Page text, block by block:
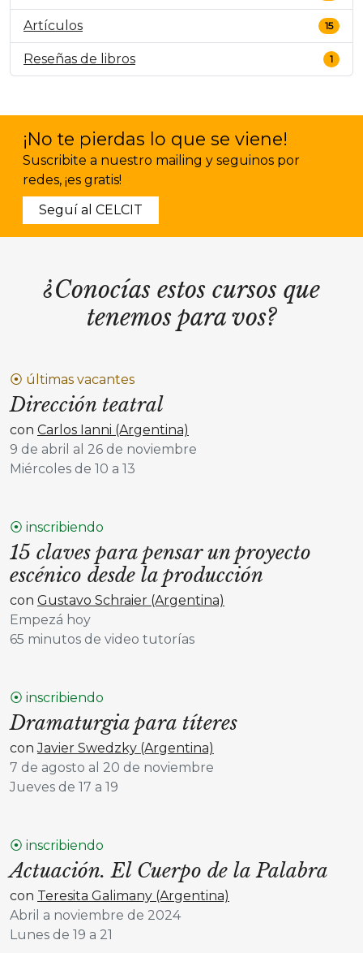
Artículos 15
Reseñas de libros 1
¡No te pierdas lo que se viene!
Suscribite a nuestro mailing y seguinos por
redes, ¡es gratis!
Seguí al CELCIT
¿Conocías estos cursos que
tenemos para vos?
⦿ últimas vacantes
Dirección teatral
con Carlos Ianni (Argentina)
9 de abril al 26 de noviembre
Miércoles de 10 a 13
⦿ inscribiendo
15 claves para pensar un proyecto
escénico desde la producción
con Gustavo Schraier (Argentina)
Empezá hoy
65 minutos de video tutorías
⦿ inscribiendo
Dramaturgia para títeres
conJavier Swedzky (Argentina)
7 de agosto al 20 de noviembre
Jueves de 17 a 19
⦿ inscribiendo
Actuación. El Cuerpo de la Palabra
con Teresita Galimany (Argentina)
Abril a noviembre de 2024
Lunes de 19 a 21